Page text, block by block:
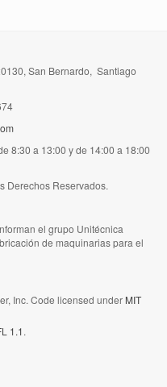
San Bernardo, Santiago
8:30 a 13:00 y de 14:00 a 18:00
Derechos Reservados.
el grupo Unitécnica
de maquinarias para el
Inc. Code licensed under MIT
1.1.